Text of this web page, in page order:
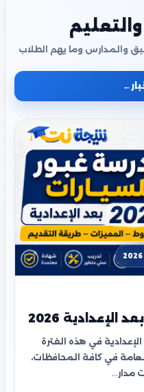
والمدارس وما يهم الطلاب
←
2026
في هذه الفترة
في كافة المحافظات،
مدار…